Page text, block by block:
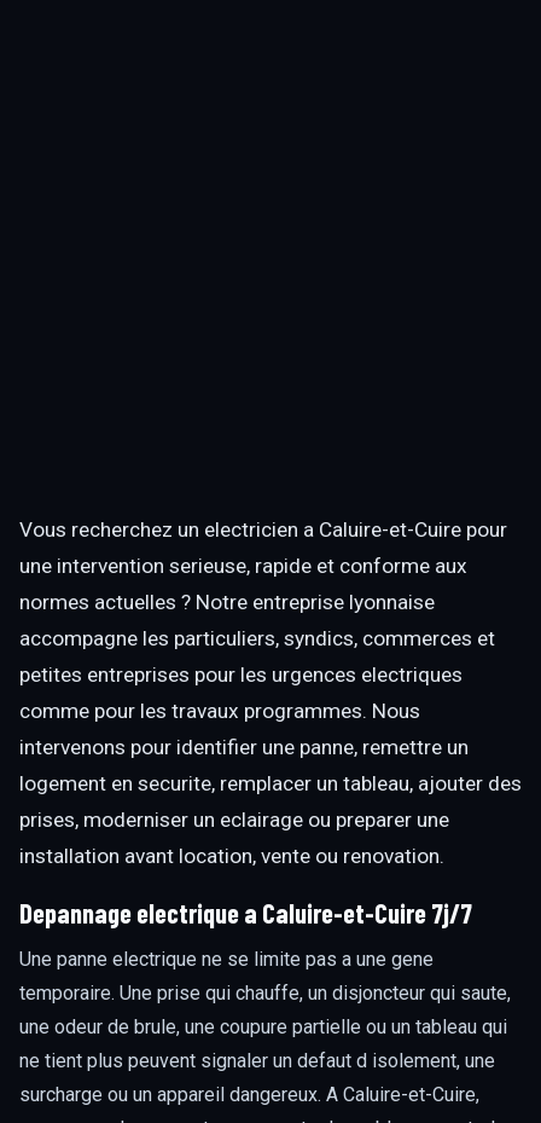
Vous recherchez un electricien a Caluire-et-Cuire pour
une intervention serieuse, rapide et conforme aux
normes actuelles ? Notre entreprise lyonnaise
accompagne les particuliers, syndics, commerces et
petites entreprises pour les urgences electriques
comme pour les travaux programmes. Nous
intervenons pour identifier une panne, remettre un
logement en securite, remplacer un tableau, ajouter des
prises, moderniser un eclairage ou preparer une
installation avant location, vente ou renovation.
Depannage electrique a Caluire-et-Cuire 7j/7
Une panne electrique ne se limite pas a une gene
temporaire. Une prise qui chauffe, un disjoncteur qui saute,
une odeur de brule, une coupure partielle ou un tableau qui
ne tient plus peuvent signaler un defaut d isolement, une
surcharge ou un appareil dangereux. A Caluire-et-Cuire,